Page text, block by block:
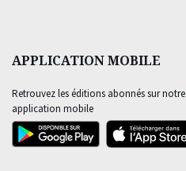
APPLICATION MOBILE
Retrouvez les éditions abonnés sur notre
application mobile